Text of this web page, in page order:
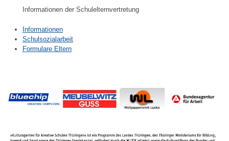
Informationen der Schulelternvertretung
Informationen
Schulsozialarbeit
Formulare Eltern